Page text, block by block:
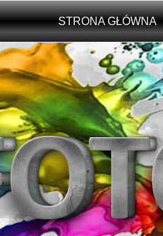
STRONA GŁÓWNA